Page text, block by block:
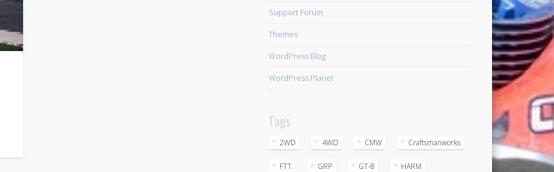
Support Forum
Themes
WordPress Blog
WordPress Planet
Tags
2WD 4WD CMW Craftsmanworks
FTT GRP GT-8 HARM